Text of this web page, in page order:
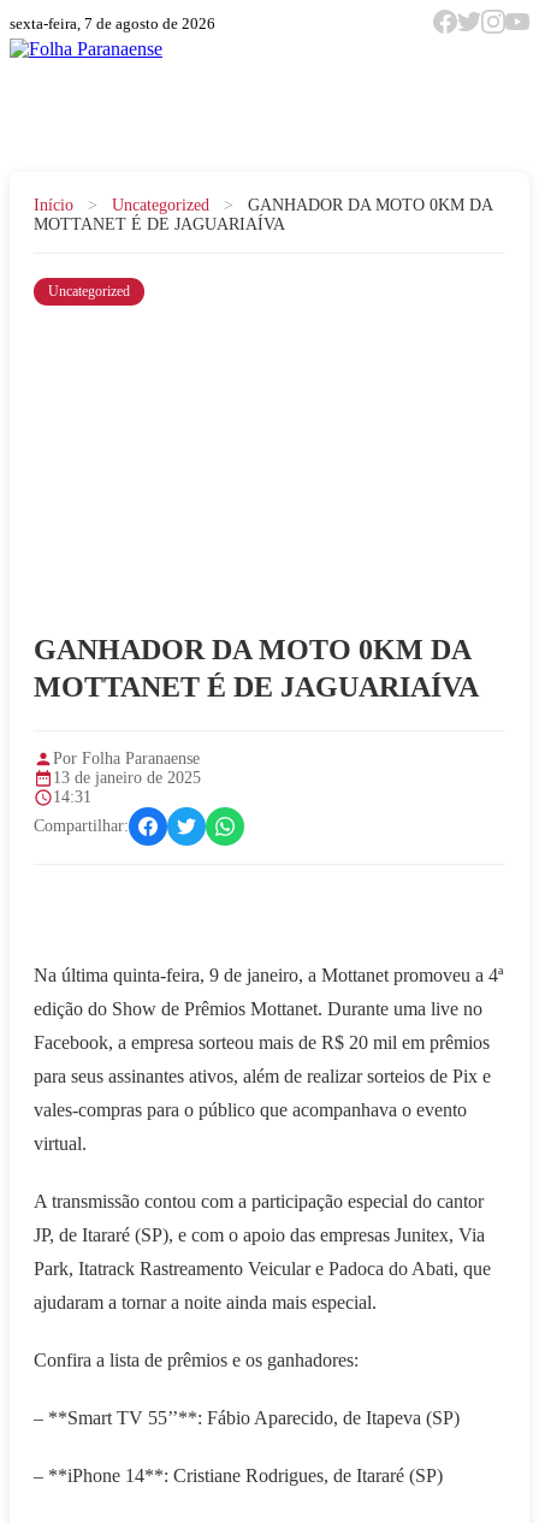
sexta-feira, 7 de agosto de 2026
Início > Uncategorized >
GANHADOR DA MOTO 0KM DA
MOTTANET É DE JAGUARIAÍVA
Uncategorized
GANHADOR DA MOTO 0KM DA
MOTTANET É DE JAGUARIAÍVA
Por Folha Paranaense
13 de janeiro de 2025
14:31
Compartilhar:
Na última quinta-feira, 9 de janeiro, a Mottanet promoveu a 4ª
edição do Show de Prêmios Mottanet. Durante uma live no
Facebook, a empresa sorteou mais de R$ 20 mil em prêmios
para seus assinantes ativos, além de realizar sorteios de Pix e
vales-compras para o público que acompanhava o evento
virtual.
A transmissão contou com a participação especial do cantor
JP, de Itararé (SP), e com o apoio das empresas Junitex, Via
Park, Itatrack Rastreamento Veicular e Padoca do Abati, que
ajudaram a tornar a noite ainda mais especial.
Confira a lista de prêmios e os ganhadores:
– **Smart TV 55’’**: Fábio Aparecido, de Itapeva (SP)
– **iPhone 14**: Cristiane Rodrigues, de Itararé (SP)